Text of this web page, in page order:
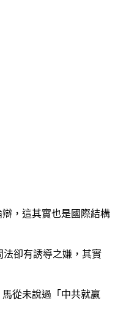
，這其實也是國際結構
法卻有誘導之嫌，其實
從未說過「中共就贏